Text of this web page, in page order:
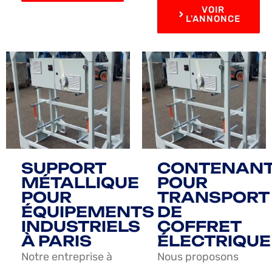
VOIR
L'ANNONCE
SUPPORT
MÉTALLIQUE
POUR
ÉQUIPEMENTS
INDUSTRIELS
À PARIS
Notre entreprise à
POUR
TRANSPORT
DE
COFFRET
ÉLECTRIQUE
Nous proposons